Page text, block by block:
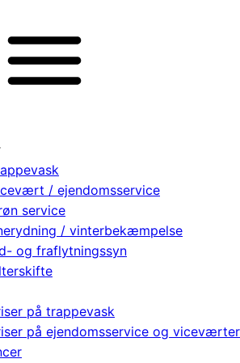
/ ejendomsservice
service
/ vinterbekæmpelse
og fraflytningssyn
på trappevask
på ejendomsservice og viceværter